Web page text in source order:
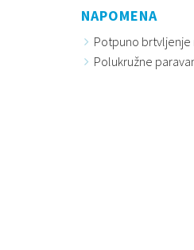
NAPOMENA
Potpuno brtvljenje
Polukružne